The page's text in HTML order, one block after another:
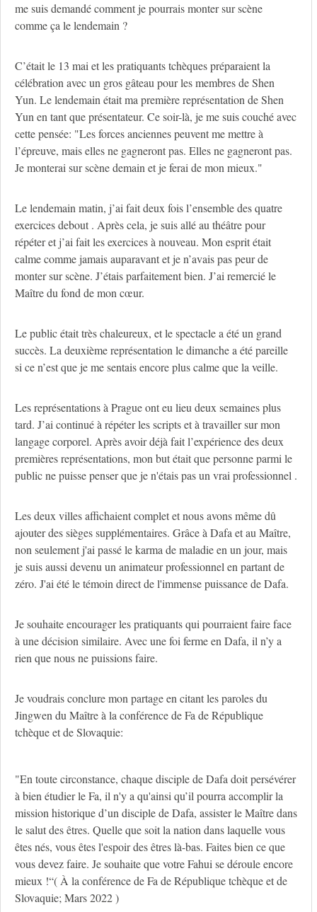
me suis demandé comment je pourrais monter sur scène
comme ça le lendemain ?
C’était le 13 mai et les pratiquants tchèques préparaient la
célébration avec un gros gâteau pour les membres de Shen
Yun. Le lendemain était ma première représentation de Shen
Yun en tant que présentateur. Ce soir-là, je me suis couché avec
cette pensée: "Les forces anciennes peuvent me mettre à
l’épreuve, mais elles ne gagneront pas. Elles ne gagneront pas.
Je monterai sur scène demain et je ferai de mon mieux."
Le lendemain matin, j’ai fait deux fois l’ensemble des quatre
exercices debout . Après cela, je suis allé au théâtre pour
répéter et j’ai fait les exercices à nouveau. Mon esprit était
calme comme jamais auparavant et je n’avais pas peur de
monter sur scène. J’étais parfaitement bien. J’ai remercié le
Maître du fond de mon cœur.
Le public était très chaleureux, et le spectacle a été un grand
succès. La deuxième représentation le dimanche a été pareille
si ce n’est que je me sentais encore plus calme que la veille.
Les représentations à Prague ont eu lieu deux semaines plus
tard. J’ai continué à répéter les scripts et à travailler sur mon
langage corporel. Après avoir déjà fait l’expérience des deux
premières représentations, mon but était que personne parmi le
public ne puisse penser que je n'étais pas un vrai professionnel .
Les deux villes affichaient complet et nous avons même dû
ajouter des sièges supplémentaires. Grâce à Dafa et au Maître,
non seulement j'ai passé le karma de maladie en un jour, mais
je suis aussi devenu un animateur professionnel en partant de
zéro. J'ai été le témoin direct de l'immense puissance de Dafa.
Je souhaite encourager les pratiquants qui pourraient faire face
à une décision similaire. Avec une foi ferme en Dafa, il n’y a
rien que nous ne puissions faire.
Je voudrais conclure mon partage en citant les paroles du
Jingwen du Maître à la conférence de Fa de République
tchèque et de Slovaquie:
"En toute circonstance, chaque disciple de Dafa doit persévérer
à bien étudier le Fa, il n'y a qu'ainsi qu’il pourra accomplir la
mission historique d’un disciple de Dafa, assister le Maître dans
le salut des êtres. Quelle que soit la nation dans laquelle vous
êtes nés, vous êtes l'espoir des êtres là-bas. Faites bien ce que
vous devez faire. Je souhaite que votre Fahui se déroule encore
mieux !“( À la conférence de Fa de République tchèque et de
Slovaquie; Mars 2022 )